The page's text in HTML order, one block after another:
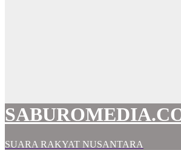
SUARA RAKYAT NUSANTARA